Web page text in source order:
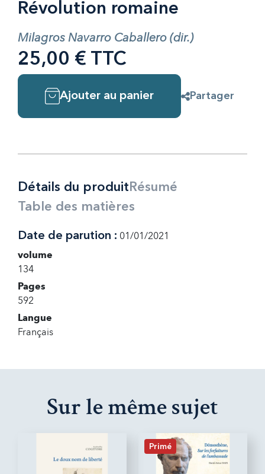
Révolution romaine
Milagros Navarro Caballero (dir.)
25,00 € TTC
Ajouter au panier Partager
Détails du produit Résumé
Table des matières
Date de parution : 01/01/2021
volume
134
Pages
592
Langue
Français
Sur le même sujet
Primé